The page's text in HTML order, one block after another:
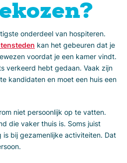
onderdeel van hospiteren.
kan het gebeuren dat je
voordat je een kamer vindt.
verkeerd hebt gedaan. Vaak zijn
kandidaten en moet een huis een
niet persoonlijk op te vatten.
die vaker thuis is. Soms juist
is bij gezamenlijke activiteiten. Dat